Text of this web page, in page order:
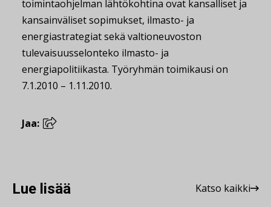
toimintaohjelman lähtökohtina ovat kansalliset ja
kansainväliset sopimukset, ilmasto- ja
energiastrategiat sekä valtioneuvoston
tulevaisuusselonteko ilmasto- ja
energiapolitiikasta. Työryhmän toimikausi on
7.1.2010 – 1.11.2010.
Jaa:
Lue lisää Katso kaikki